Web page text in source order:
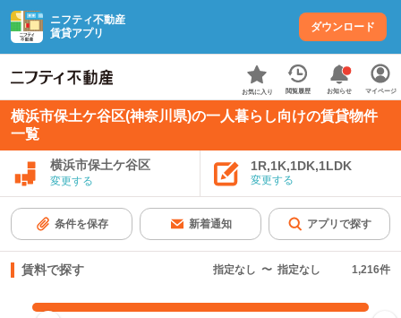
ニフティ不動産
賃貸アプリ
ダウンロード
お気に入り 閲覧履歴 お知らせ マイページ
横浜市保土ケ谷区(神奈川県)の一人暮らし向けの賃貸物件
一覧
横浜市保土ケ谷区
変更する
1R,1K,1DK,1LDK
変更する
条件を保存 新着通知 アプリで探す
賃料で探す 指定なし 〜 指定なし 1,216件